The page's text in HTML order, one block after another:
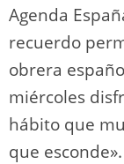
Agenda
recuerdo
obrera
miércoles
hábito que
que esconde».